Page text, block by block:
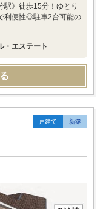
駅》徒歩15分！ゆとり
利便性◎駐車2台可能の
・エステート
戸建て 新築